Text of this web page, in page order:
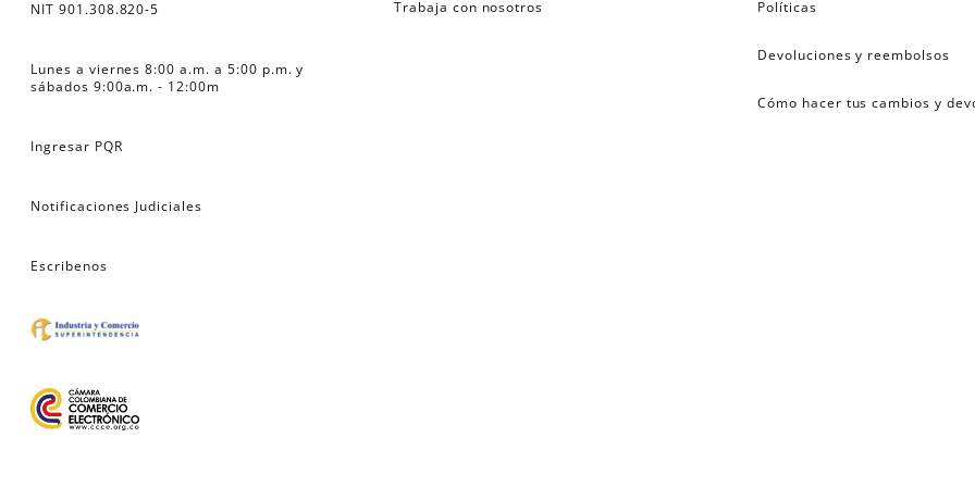
NIT 901.308.820-5
Lunes a viernes 8:00 a.m. a 5:00 p.m. y
sábados 9:00a.m. - 12:00m
Ingresar PQR
Notificaciones Judiciales
Escribenos
Trabaja con nosotros Políticas
Devoluciones y reembolsos
Cómo hacer tus cambios y